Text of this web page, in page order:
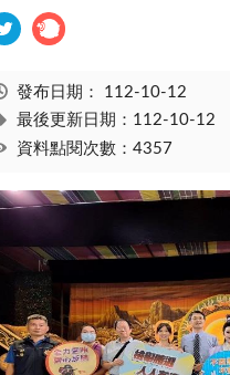
發布日期： 112-10-12
最後更新日期：112-10-12
資料點閱次數：4357